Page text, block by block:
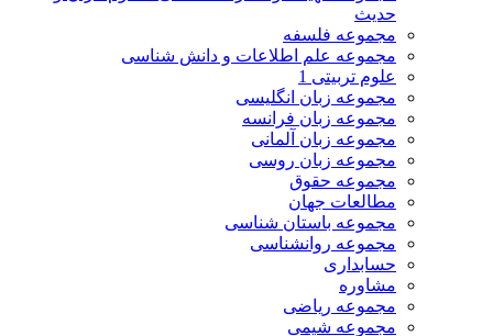
حدیث
مجموعه فلسفه
مجموعه علم اطلاعات و دانش شناسی
علوم تربیتی 1
مجموعه زبان انگلیسی
مجموعه زبان فرانسه
مجموعه زبان آلمانی
مجموعه زبان روسی
مجموعه حقوق
مطالعات جهان
مجموعه باستان شناسی
مجموعه روانشناسی
حسابداری
مشاوره
مجموعه ریاضی
مجموعه شیمی